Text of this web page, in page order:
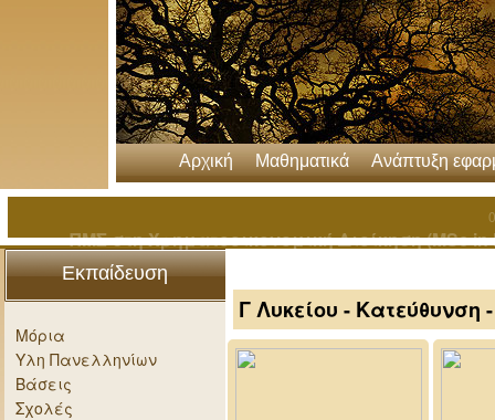
Αρχική Μαθηματικά Ανάπτυξη
ΠΜΣ στη Χρηματοοικονομική Διοίκηση (MSc
Εκπαίδευση
Μόρια
Υλη Πανελληνίων
Βάσεις
Σχολές
Γ Λυκείου -